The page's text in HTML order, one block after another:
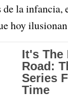
de la
hoy